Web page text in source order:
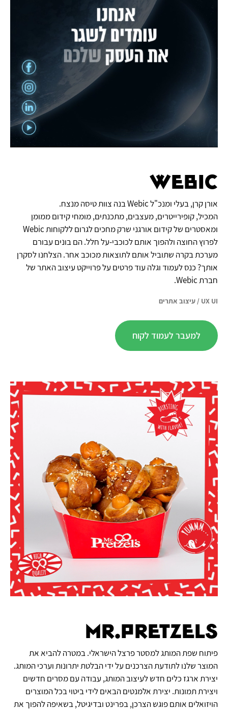
Webic
אורן קרן, בעלי ומנכ"ל Webic בנה צוות טיסה מנצח.
המכיל, קופירייטרים, מעצבים, מתכנתים, מומחי קידום ממומן
ומאסטרים של קידום אורגני שרק מחכים לגרום ללקוחות Webic
לפרוץ החוצה ולהפוך אותם לכוכבי-על חלל. הם בונים עבורם
מערכת בקרה שתוביל אותם לתוצאות מכוכב אחר. הצלחנו לסקרן
אותך? כנס לעמוד וגלה עוד פרטים על פרוייקט עיצוב האתר של
חברת Webic.
UX UI
/עיצוב אתרים
למעבר לעמוד לקוח
Mr.Pretzels
פיתוח שפת המותג למסטר פרצל הישראלי. במטרה להביא את
המוצר שלנו לתודעת הצרכנים על ידי הבלטת יתרונות וערכי המותג.
יצירת ארגז כלים חדש לעיצוב המותג, עבודה עם מסרים חדשים
ויצירת תמונות. יצירת אלמנטים הבאים לידי ביטוי בכל המוצרים
הויזואלים אותם פוגש הצרכן, בפרינט ובדיגיטל, בשאיפה להפוך את